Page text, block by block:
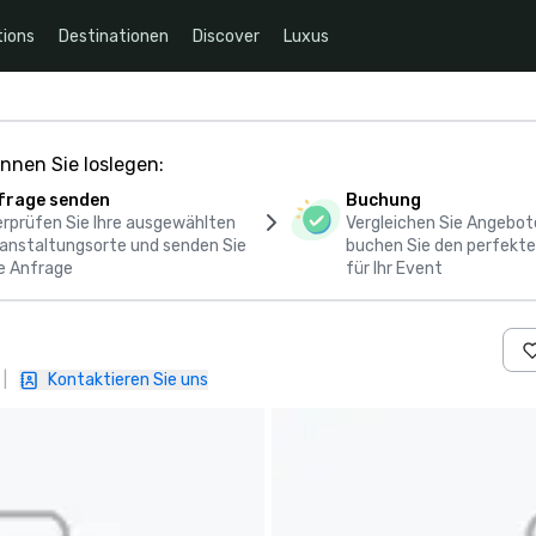
Destinationen Discover Luxus
Sie loslegen:
senden
Sie Ihre ausgewählten
und senden Sie
Anfrage
Buchung
Vergleichen Sie
buchen Sie den
für Ihr Event
Kontaktieren Sie uns